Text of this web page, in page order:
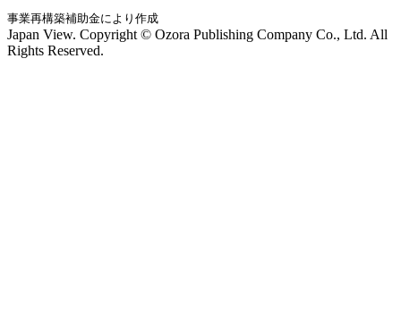
事業再構築補助金により作成
Japan View. Copyright © Ozora Publishing Company Co., Ltd. All
Rights Reserved.